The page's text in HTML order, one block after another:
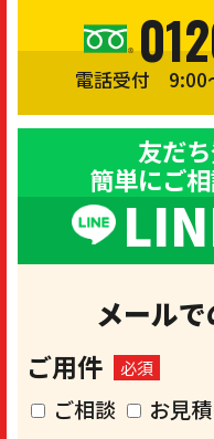
電話受付 9:00
友だち
簡単にご
メール
ご用件 必須
ご相談 お見